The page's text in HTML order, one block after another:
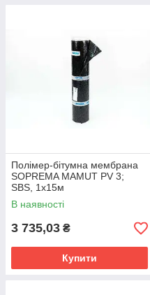
Полімер-бітумна мембрана
SOPREMA MAMUT PV 3;
SBS, 1х15м
В наявності
3 735,03 ₴
Купити